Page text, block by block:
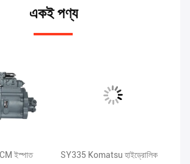
একই পণ্য
ইস্পাত
SY335 Komatsu হাইড্রোলিক